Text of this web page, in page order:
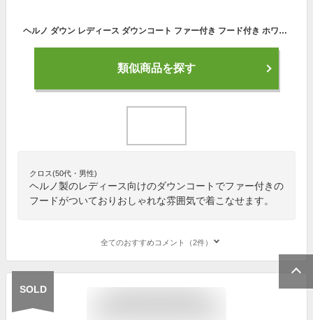
ヘルノ ダウン レディース ダウンコート ファー付き フード付き ホワイトフォックス PI1336D 12414 ミドル丈 ロング丈 HERNO アウター コート ブランド 定番 売れ筋【送料無料】
類似商品を探す
クロス(50代・男性)
ヘルノ製のレディース向けのダウンコートでファー付きの
フードがついておりおしゃれな雰囲気で着こなせます。
全てのおすすめコメント（2件）
SOLD